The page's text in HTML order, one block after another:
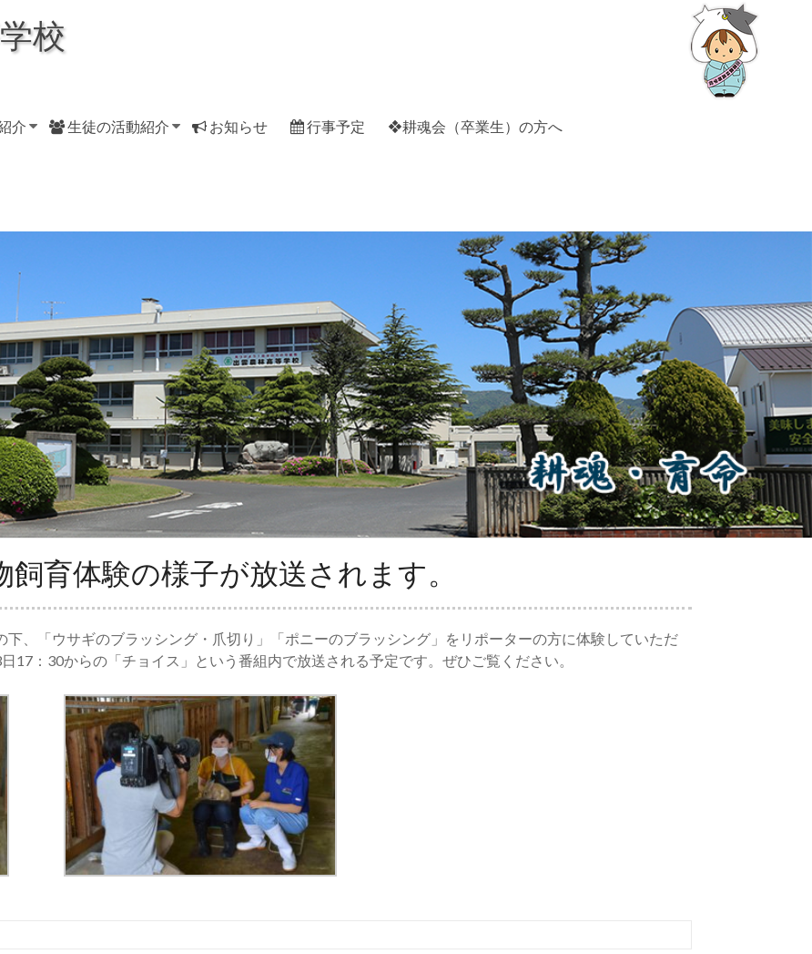
校
介 生徒の活動紹介 お知らせ 行事予定 ❖耕魂会（卒業生）の方へ
飼育体験の様子が放送されます。
、「ウサギのブラッシング・爪切り」「ポニーのブラッシング」をリポーターの方に体験していただ
17：30からの「チョイス」という番組内で放送される予定です。ぜひご覧ください。